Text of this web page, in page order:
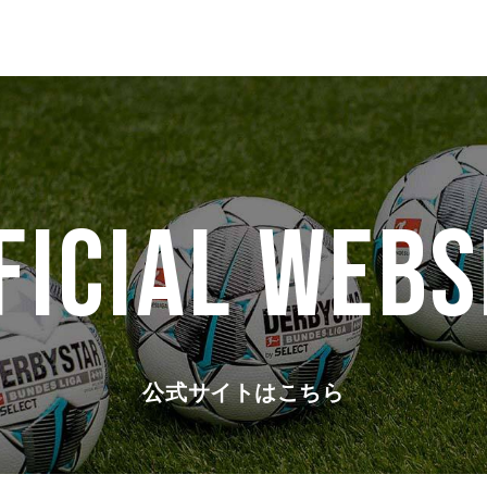
公式サイトはこちら